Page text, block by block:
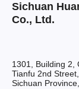
Sichuan
Co., Ltd.
1301, Building 2,
Tianfu 2nd
Sichuan